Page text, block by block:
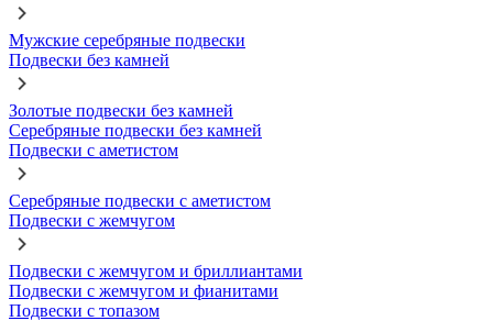
Мужские серебряные подвески
Подвески без камней
Золотые подвески без камней
Серебряные подвески без камней
Подвески с аметистом
Серебряные подвески с аметистом
Подвески с жемчугом
Подвески с жемчугом и бриллиантами
Подвески с жемчугом и фианитами
Подвески с топазом